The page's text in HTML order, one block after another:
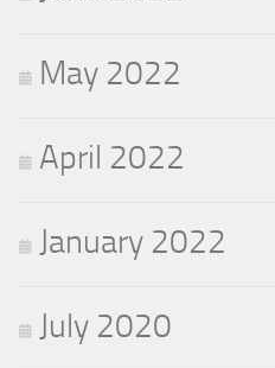
May 2022
April 2022
January 2022
July 2020